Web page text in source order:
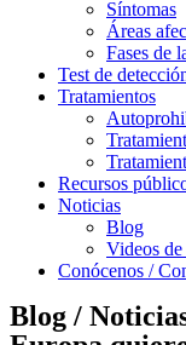
Síntomas
Áreas
Fases de
Test de
Tratamientos
Recursos
Noticias
Blog
Videos de
Conócenos /
Blog /